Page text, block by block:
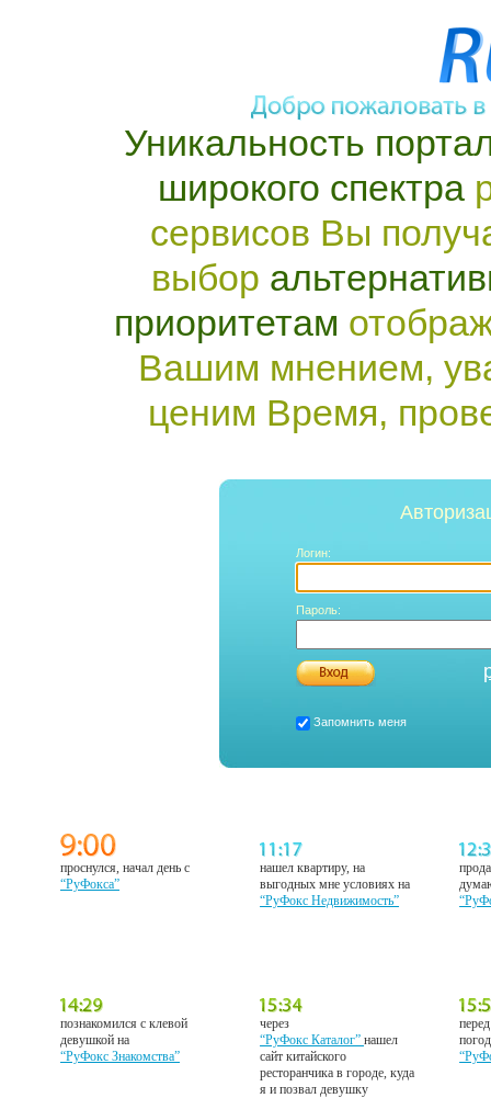
Уникальность
широкого спектра
сервисов Вы
выбор
приоритетам
Вашим мнением,
ценим Время,
Логин:
Пароль:
Запомнить меня
проснулся, начал день с
“РуФокса”
нашел квартиру, на
выгодных мне условиях на
“РуФокс Недвижимость”
познакомился с клевой
девушкой на
“РуФокс Знакомства”
через
“РуФокс Каталог”нашел
сайт китайского
ресторанчика в городе, куда
я и позвал девушку